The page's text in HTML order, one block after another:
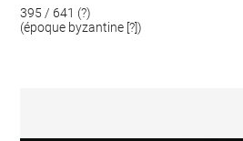
395 / 641 (?)
(époque byzantine [?])